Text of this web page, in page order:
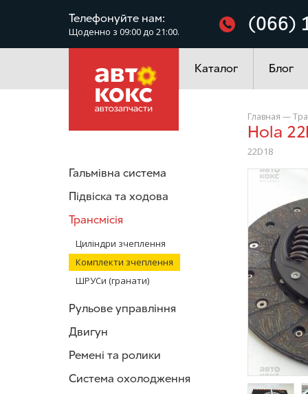
Телефонуйте нам:
Щоденно з 09:00 до 21:00. (066)
Каталог
Електроустаткування
Блог
Гальмівна система
Підвіска та ходова
Трансмісія
Циліндри зчеплення
Комплекти зчеплення
ШРУСи (гранати)
Рульове управління
Двигун
Ремені та ролики
Система охолодження
Главная —
Hola
22D18